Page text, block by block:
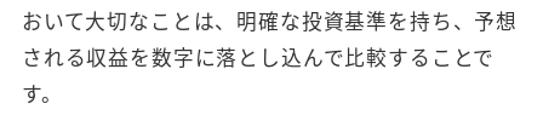
おいて大切なことは、明確な投資基準を持ち、予想
される収益を数字に落とし込んで比較することで
す。